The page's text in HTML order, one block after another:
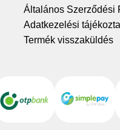
Általános Szerződési
Adatkezelési
Termék visszaküldés